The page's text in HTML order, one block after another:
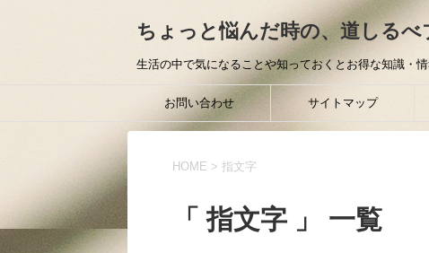
ちょっと悩んだ時の、道しるべ
生活の中で気になることや知っておくとお得な知識・
お問い合わせ サイトマップ
HOME > 指文字
「 指文字 」 一覧